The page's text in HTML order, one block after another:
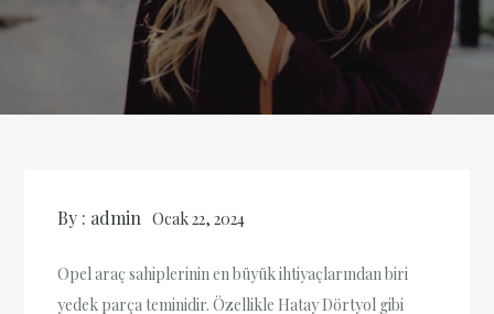
By : admin Ocak 22, 2024
Opel araç sahiplerinin en büyük ihtiyaçlarından biri
yedek parça teminidir. Özellikle Hatay Dörtyol gibi